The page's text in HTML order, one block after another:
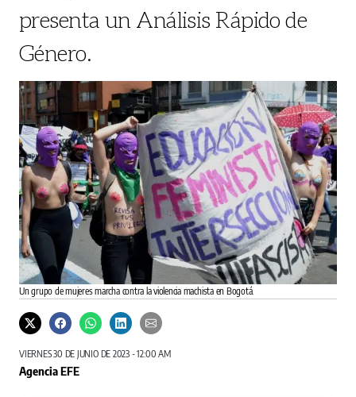
presenta un Análisis Rápido de
Género.
Un grupo de mujeres marcha contra la violencia machista en Bogotá.
VIERNES 30 DE JUNIO DE 2023 - 12:00 AM
Agencia EFE